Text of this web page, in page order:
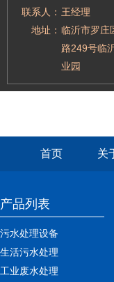
联系人： 王经理
地址： 临沂市罗庄
路249号临
业园
首页 关
产品列表
污水处理设备
生活污水处理
工业废水处理